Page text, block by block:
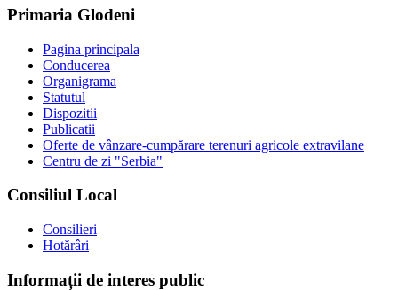
Primaria Glodeni
Pagina principala
Conducerea
Organigrama
Statutul
Dispozitii
Publicatii
Oferte de vânzare-cumpărare terenuri agricole extravilane
Centru de zi "Serbia"
Consiliul Local
Consilieri
Hotărâri
Informații de interes public